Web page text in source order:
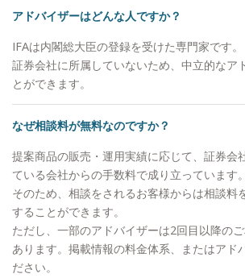
を実行するのではなく、これらを複合
いく時代の中で求められていると考え
情報があふれる世の中において、お
不安を軽くし、夢や将来を豊かにする
きる良きパートナーとして選んでい
歩一歩前進してまいります。 ●AWパ
夢・将来を豊かに世代を超えて一生
産管理のパートナー ●AWパートナー
は 銀行、証券会社、保険会社をはじ
の金融機関から独立した存在で、中立
お客様にアドバイスを行う資産管理
偏ったカテゴリーの提案などを行う
様のライフステージや人生に対しての
アドバイザーはどんな人ですか？
IFAは内閣総大臣の登録を受けた専門家です。
証券会社に所属していないため、中立的なア
とができます。
なぜ相談料が無料なのですか？
提案商品の販売・運用実績に応じて、証券会
ている会社からの手数料で成り立っています。
そのため、相談をされるお客様からは相談料
することができます。
ただし、一部のアドバイザーは2回目以降の
あります。掲載情報の料金体系、またはアド
ださい。